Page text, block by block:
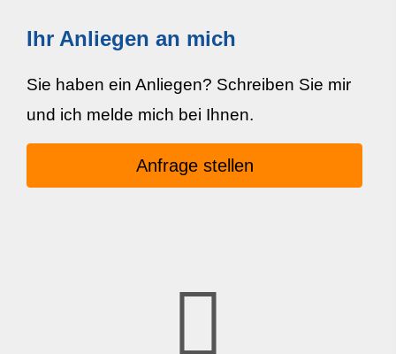
Ihr Anliegen an mich
Sie haben ein Anliegen? Schreiben Sie mir
und ich melde mich bei Ihnen.
Anfrage stellen